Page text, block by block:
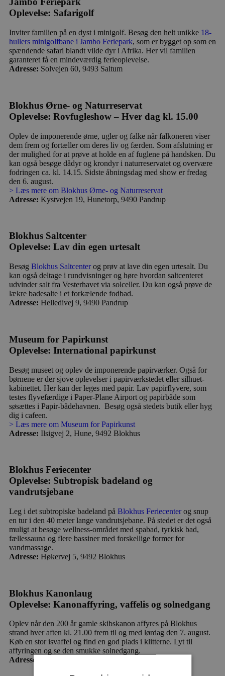
Oplevelse: Safarigolf
Inviter familien på en dyst i minigolf. Besøg den helt unikke 18-
hullers minigolfbane i Jambo Feriepark, som er bygget op som en
spændende safari blandt vilde dyr i Afrika. Her vil familien
garanteret få en mindeværdig ferieoplevelse.
Adresse: Solvejen 60, 9493 Saltum
Blokhus Ørne- og Naturreservat
Oplevelse: Rovfugleshow – Hver dag kl. 15.00
Oplev de imponerende ørne, ugler og falke når falkoneren viser
dem frem og fortæller om deres liv og færden. Som afslutning er
der mulighed for at prøve at holde en af fuglene på handsken. Du
kan også besøge dådyr og krondyr i naturreservatet og overvære
fodringen ca. kl. 14.15. Sidste åbningsdag med show er fredag
den 6. august.
> Læs mere om Blokhus Ørne- og Naturreservat
Adresse: Kystvejen 19, Hunetorp, 9490 Pandrup
Blokhus Saltcenter
Oplevelse: Lav din egen urtesalt
Besøg Blokhus Saltcenterog prøv at lave din egen urtesalt. Du
kan også deltage i rundvisninger og høre hvordan saltcenteret
udvinder salt fra Vesterhavet via solceller. Du kan også prøve de
lækre badesalte i et forkælende fodbad.
Adresse: Helledivej 9, 9490 Pandrup
Museum for Papirkunst
Oplevelse: International papirkunst
Besøg museet og oplev de imponerende papirværker. Også for
børnene er der sjove oplevelser i papirværkstedet eller silhuet-
kabinettet. Her kan der leges med papir. Lav papirflyvere, som
testes flyvefærdige i Paper-Plane Airport og papirbåde som
søsættes i Papir-bådehavnen. Besøg også stedets butik eller hyg
dig i cafeen.
> Læs mere om Museum for Papirkunst
Adresse: Ilsigvej 2, Hune, 9492 Blokhus
Blokhus Feriecenter
Oplevelse: Subtropisk badeland og
vandrutsjebane
Leg i det subtropiske badeland på Blokhus Feriecenterog snup
en tur i den 40 meter lange vandrutsjebane. På stedet er det også
muligt at besøge wellness-området med spabad, tyrkisk bad,
fællessauna og flere bassiner med forskellige former for
vandmassage.
Adresse: Høkervej 5, 9492 Blokhus
Blokhus Kanonlaug
Oplevelse: Kanonaffyring, vaffelis og solnedgang
Oplev når den 200 år gamle skibskanon affyres på Blokhus
strand hver aften kl. 21.00 frem til og med lørdag den 7. august.
Køb en stor isvaffel og find en god plads i klitterne. Lyt til
affyringen og se den smukke solnedgang.
Adresse: